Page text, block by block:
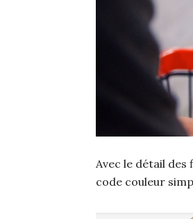
Avec le détail
code couleur